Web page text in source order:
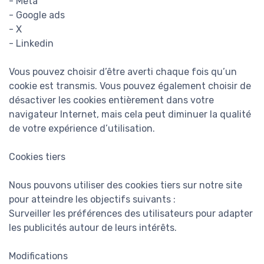
- Google ads
- X
- Linkedin
Vous pouvez choisir d’être averti chaque fois qu’un
cookie est transmis. Vous pouvez également choisir de
désactiver les cookies entièrement dans votre
navigateur Internet, mais cela peut diminuer la qualité
de votre expérience d’utilisation.
Cookies tiers
Nous pouvons utiliser des cookies tiers sur notre site
pour atteindre les objectifs suivants :
Surveiller les préférences des utilisateurs pour adapter
les publicités autour de leurs intérêts.
Modifications